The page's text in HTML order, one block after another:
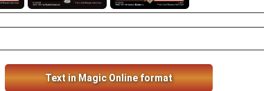
Text in Magic Online format